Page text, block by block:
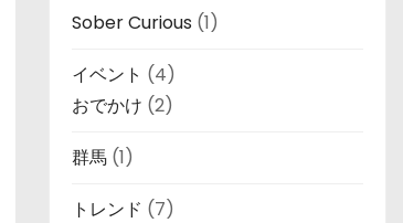
Sober Curious (1)
イベント (4)
おでかけ (2)
群馬 (1)
トレンド (7)